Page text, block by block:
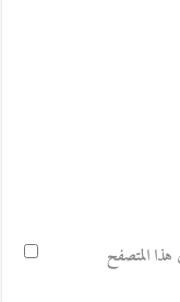
هذا المتصفح